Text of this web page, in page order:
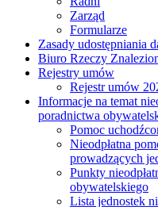
Zarząd
Formularze
Zasady udostępniania
Biuro Rzeczy
Rejestry umów
Rejestr umów
Informacje na temat
poradnictwa
Pomoc
Nieodpłatna
prowadzących
Punkty
obywatelskiego
Lista jednostek